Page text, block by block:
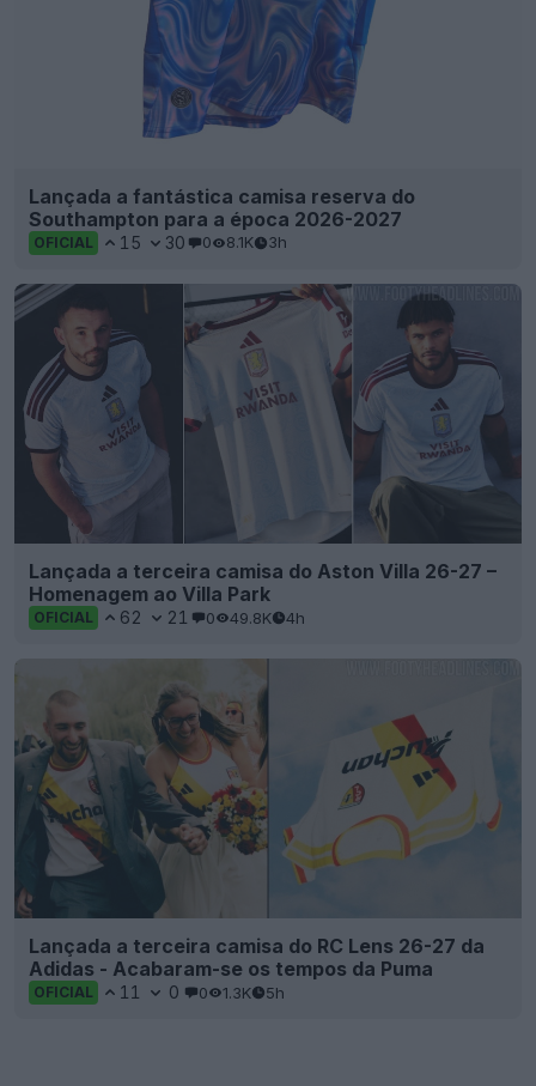
Lançada a fantástica camisa reserva do
Southampton para a época 2026-2027
OFICIAL 15 30 0 8.1K 3h
Lançada a terceira camisa do Aston Villa 26-27 –
Homenagem ao Villa Park
OFICIAL 62 21 0 49.8K 4h
Lançada a terceira camisa do RC Lens 26-27 da
Adidas - Acabaram-se os tempos da Puma
OFICIAL 11 0 0 1.3K 5h